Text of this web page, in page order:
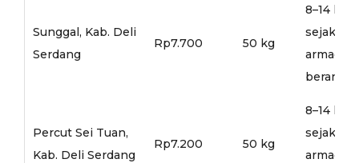
Sunggal, Kab. Deli
Serdang
Rp7.700 50 kg
8–14 hari
sejak
armada
Percut Sei Tuan,
Kab. Deli Serdang
Rp7.200 50 kg
8–14 hari
sejak
armada